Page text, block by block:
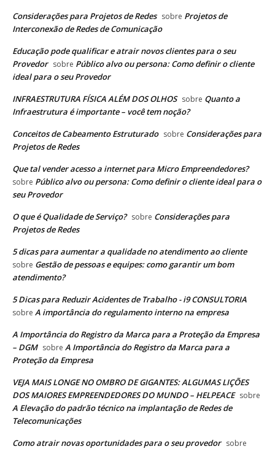
Considerações para Projetos de Redes sobre Projetos de
Interconexão de Redes de Comunicação
Educação pode qualificar e atrair novos clientes para o seu
Provedor sobre Público alvo ou persona: Como definir o cliente
ideal para o seu Provedor
INFRAESTRUTURA FÍSICA ALÉM DOS OLHOS sobre Quanto a
Infraestrutura é importante – você tem noção?
Conceitos de Cabeamento Estruturado sobre Considerações para
Projetos de Redes
Que tal vender acesso a internet para Micro Empreendedores?
sobre Público alvo ou persona: Como definir o cliente ideal para o
seu Provedor
O que é Qualidade de Serviço? sobre Considerações para
Projetos de Redes
5 dicas para aumentar a qualidade no atendimento ao cliente
sobre Gestão de pessoas e equipes: como garantir um bom
atendimento?
5 Dicas para Reduzir Acidentes de Trabalho - i9 CONSULTORIA
sobre A importância do regulamento interno na empresa
A Importância do Registro da Marca para a Proteção da Empresa
– DGM sobre A Importância do Registro da Marca para a
Proteção da Empresa
VEJA MAIS LONGE NO OMBRO DE GIGANTES: ALGUMAS LIÇÕES
DOS MAIORES EMPREENDEDORES DO MUNDO – HELPEACE sobre
A Elevação do padrão técnico na implantação de Redes de
Telecomunicações
Como atrair novas oportunidades para o seu provedor sobre